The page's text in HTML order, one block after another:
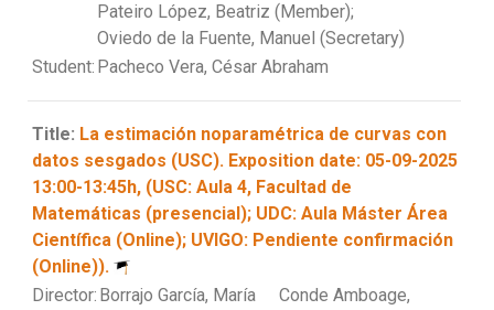
Pateiro López, Beatriz (Member);
Oviedo de la Fuente, Manuel (Secretary)
Student: Pacheco Vera, César Abraham
Title: La estimación noparamétrica de curvas con
datos sesgados (USC). Exposition date: 05-09-2025
13:00-13:45h, (USC: Aula 4, Facultad de
Matemáticas (presencial); UDC: Aula Máster Área
Científica (Online); UVIGO: Pendiente confirmación
(Online)).
Director: Borrajo García, María
Conde Amboage,